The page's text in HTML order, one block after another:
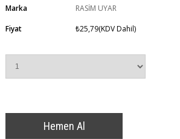
Marka
RASİM UYAR
Fiyat
₺25,79(KDV Dahil)